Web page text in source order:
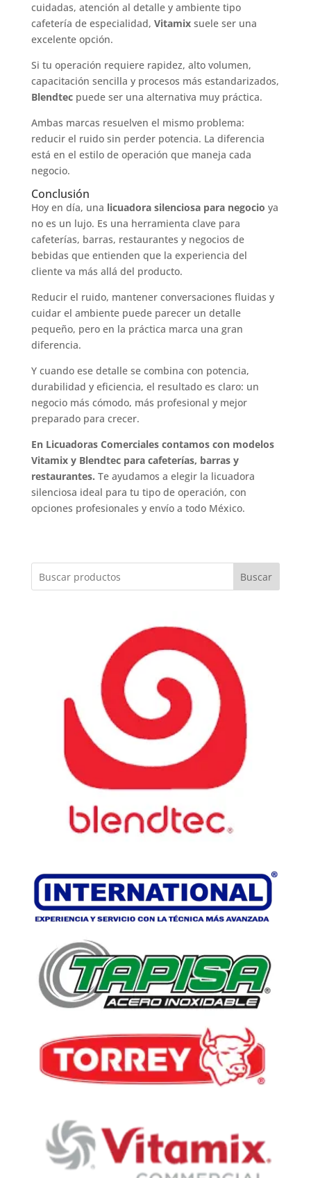
cuidadas, atención al detalle y ambiente tipo
cafetería de especialidad, Vitamixsuele ser una
excelente opción.
Si tu operación requiere rapidez, alto volumen,
capacitación sencilla y procesos más estandarizados,
Blendtecpuede ser una alternativa muy práctica.
Ambas marcas resuelven el mismo problema:
reducir el ruido sin perder potencia. La diferencia
está en el estilo de operación que maneja cada
negocio.
Conclusión
Hoy en día, una licuadora silenciosa para negocio ya
no es un lujo. Es una herramienta clave para
cafeterías, barras, restaurantes y negocios de
bebidas que entienden que la experiencia del
cliente va más allá del producto.
Reducir el ruido, mantener conversaciones fluidas y
cuidar el ambiente puede parecer un detalle
pequeño, pero en la práctica marca una gran
diferencia.
Y cuando ese detalle se combina con potencia,
durabilidad y eficiencia, el resultado es claro: un
negocio más cómodo, más profesional y mejor
preparado para crecer.
En Licuadoras Comerciales contamos con modelos
Vitamix y Blendtec para cafeterías, barras y
restaurantes. Te ayudamos a elegir la licuadora
silenciosa ideal para tu tipo de operación, con
opciones profesionales y envío a todo México.
Buscar